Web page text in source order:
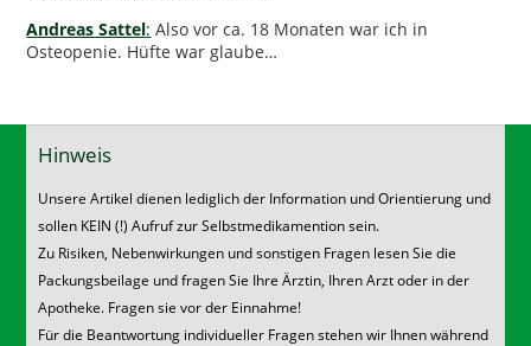
Andreas Sattel: Also vor ca. 18 Monaten war ich in
Osteopenie. Hüfte war glaube…
Hinweis
Unsere Artikel dienen lediglich der Information und Orientierung und
sollen KEIN (!) Aufruf zur Selbstmedikamention sein.
Zu Risiken, Nebenwirkungen und sonstigen Fragen lesen Sie die
Packungsbeilage und fragen Sie Ihre Ärztin, Ihren Arzt oder in der
Apotheke. Fragen sie vor der Einnahme!
Für die Beantwortung individueller Fragen stehen wir Ihnen während